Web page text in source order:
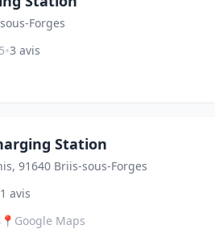
Forges
•3 avis
Station
91640 Briis-sous-Forges
1 avis
📍 Google Maps